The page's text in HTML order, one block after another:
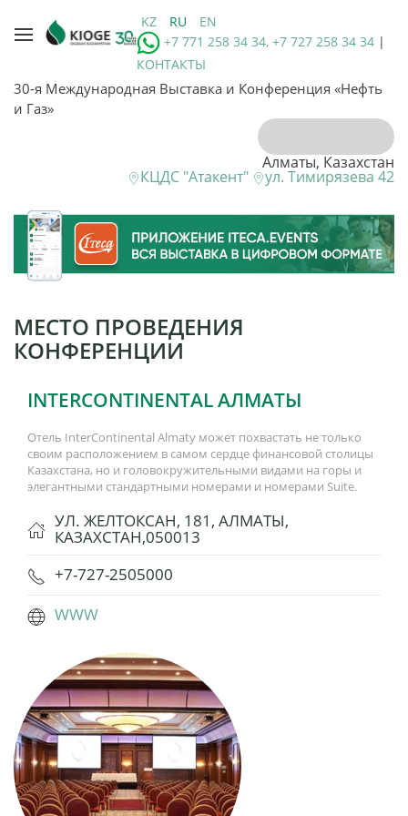
KZ RU
EN
+7 771 258 34 34, +7 727 258 34 34 |
КОНТАКТЫ
30-я Международная Выставка и Конференция «Нефть
и Газ»
Алматы, Казахстан
КЦДС "Атакент" ул. Тимирязева 42
МЕСТО ПРОВЕДЕНИЯ
КОНФЕРЕНЦИИ
INTERCONTINENTAL АЛМАТЫ
Отель InterContinental Almaty может похвастать не только
своим расположением в самом сердце финансовой столицы
Казахстана, но и головокружительными видами на горы и
элегантными стандартными номерами и номерами Suite.
УЛ. ЖЕЛТОКСАН, 181, АЛМАТЫ,
КАЗАХСТАН,050013
+7-727-2505000
WWW